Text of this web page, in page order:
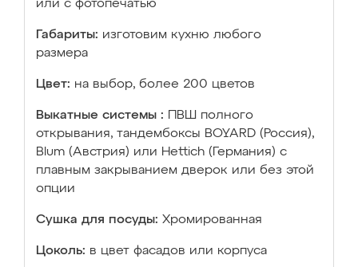
или с фотопечатью
Габариты: изготовим кухню любого
размера
Цвет: на выбор, более 200 цветов
Выкатные системы :
ПВШ полного
открывания, тандембоксы BOYARD (Россия),
Blum (Австрия) или Hettich (Германия) с
плавным закрыванием дверок или без этой
опции
Сушка для посуды: Хромированная
Цоколь: в цвет фасадов или корпуса